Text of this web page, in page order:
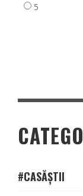
5
#CASĂȘTII